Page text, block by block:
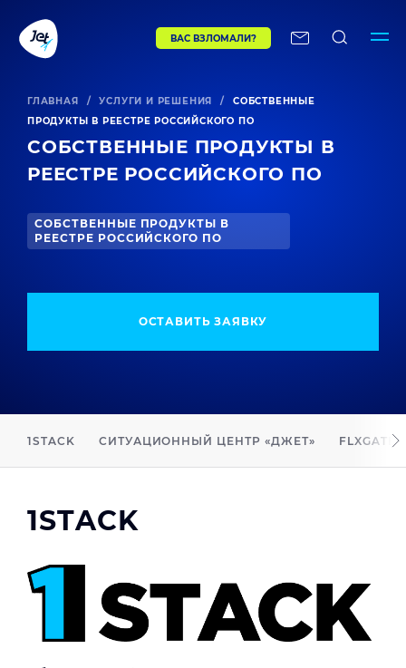
ВАС ВЗЛОМАЛИ?
ГЛАВНАЯ / УСЛУГИ И РЕШЕНИЯ /
СОБСТВЕННЫЕ
ПРОДУКТЫ В РЕЕСТРЕ РОССИЙСКОГО ПО
СОБСТВЕННЫЕ ПРОДУКТЫ В
РЕЕСТРЕ РОССИЙСКОГО ПО
СОБСТВЕННЫЕ ПРОДУКТЫ В
РЕЕСТРЕ РОССИЙСКОГО ПО
ОСТАВИТЬ ЗАЯВКУ
1STACK СИТУАЦИОННЫЙ ЦЕНТР «ДЖЕТ» FLXGATE
1STACK